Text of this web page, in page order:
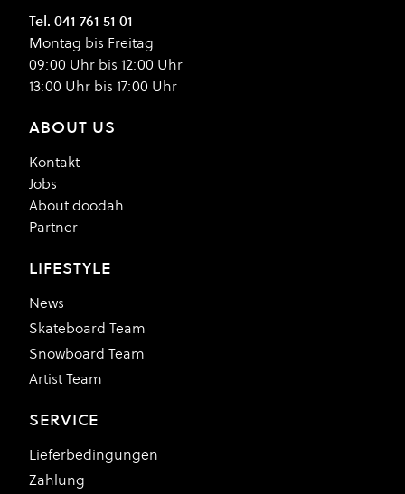
Tel. 041 761 51 01
Montag bis Freitag
09:00 Uhr bis 12:00 Uhr
13:00 Uhr bis 17:00 Uhr
ABOUT US
Kontakt
Jobs
About doodah
Partner
LIFESTYLE
News
Skateboard Team
Snowboard Team
Artist Team
SERVICE
Lieferbedingungen
Zahlung